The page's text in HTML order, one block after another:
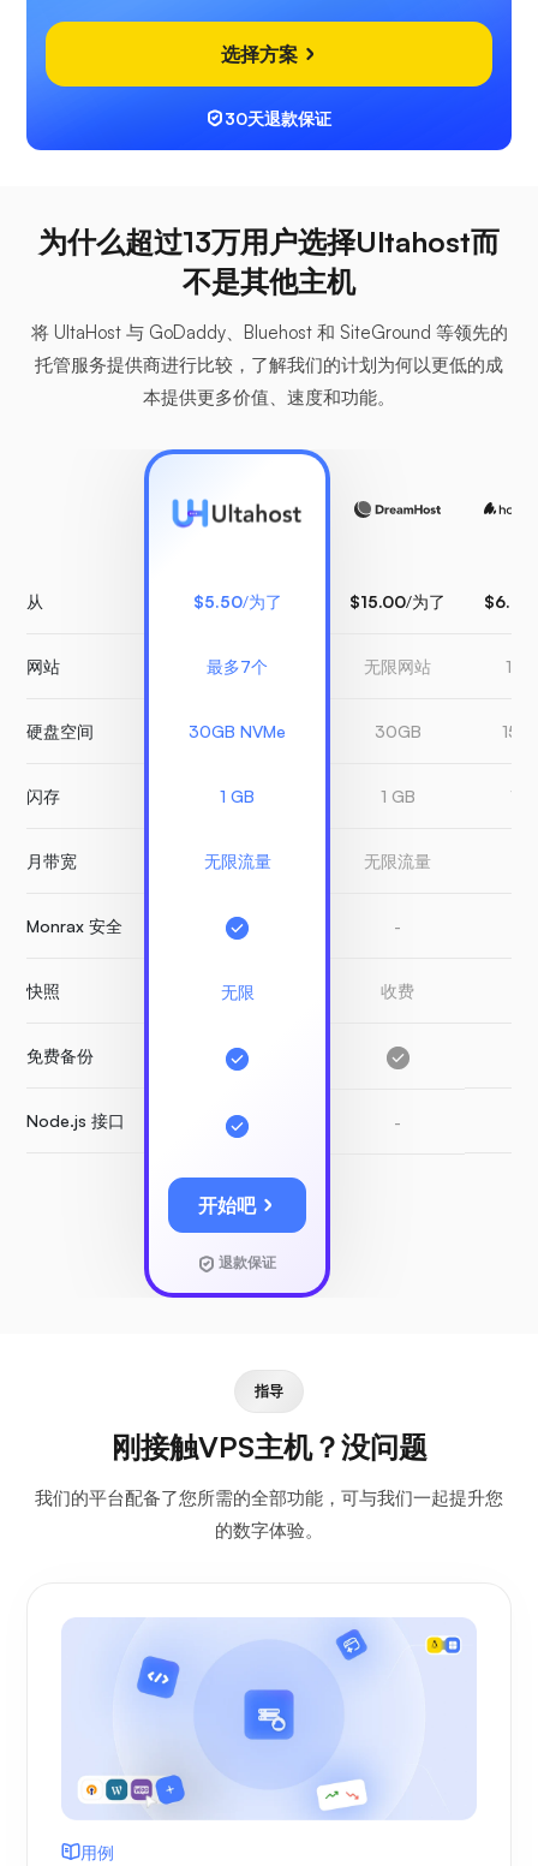
选择方案
30天退款保证
为什么超过13万用户选择Ultahost而
不是其他主机
将 UltaHost 与 GoDaddy、Bluehost 和 SiteGround 等领先的
托管服务提供商进行比较，了解我们的计划为何以更低的成
本提供更多价值、速度和功能。
从
网站
硬盘空间
闪存
月带宽
Monrax 安全
快照
免费备份
Node.js 接口
$5.50/为了
最多7个
30GB NVMe
1 GB
无限流量
无限
开始吧
退款保证
$15.00/为了
无限网站
30GB
1 GB
无限流量
-
收费
-
$6.99
1 网
1
指导
刚接触VPS主机？没问题
我们的平台配备了您所需的全部功能，可与我们一起提升您
的数字体验。
用例